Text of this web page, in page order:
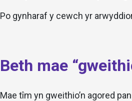
Po gynharaf y cewch yr
Beth mae
Mae tîm yn gweithio’n agored